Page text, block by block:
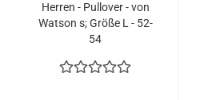
Herren - Pullover - von
Watson s; Größe L - 52-
54